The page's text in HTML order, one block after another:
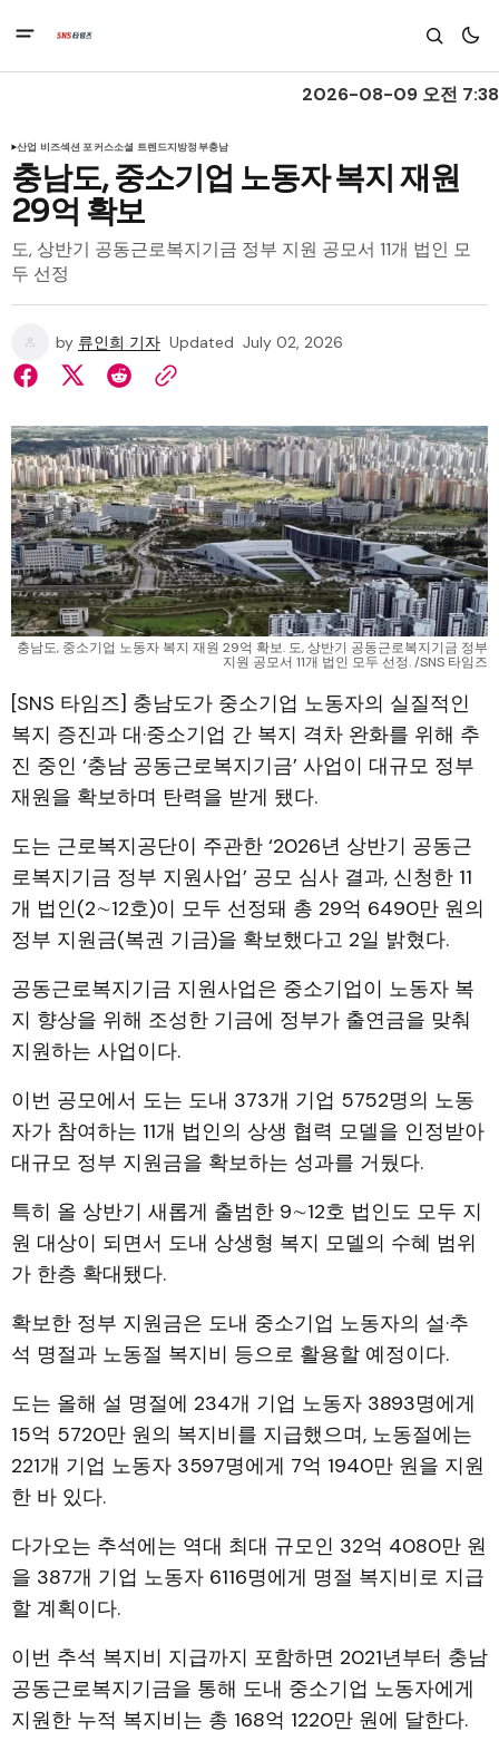
2026-08-09 오전 7:38
산업 비즈섹션 포커스소셜 트렌드지방정부충남
충남도, 중소기업 노동자 복지 재원
29억 확보
도, 상반기 공동근로복지기금 정부 지원 공모서 11개 법인 모
두 선정
by 류인희 기자 Updated July 02, 2026
충남도, 중소기업 노동자 복지 재원 29억 확보. 도, 상반기 공동근로복지기금 정부
지원 공모서 11개 법인 모두 선정. /SNS 타임즈
[SNS 타임즈] 충남도가 중소기업 노동자의 실질적인
복지 증진과 대·중소기업 간 복지 격차 완화를 위해 추
진 중인 ‘충남 공동근로복지기금’ 사업이 대규모 정부
재원을 확보하며 탄력을 받게 됐다.
도는 근로복지공단이 주관한 ‘2026년 상반기 공동근
로복지기금 정부 지원사업’ 공모 심사 결과, 신청한 11
개 법인(2∼12호)이 모두 선정돼 총 29억 6490만 원의
정부 지원금(복권 기금)을 확보했다고 2일 밝혔다.
공동근로복지기금 지원사업은 중소기업이 노동자 복
지 향상을 위해 조성한 기금에 정부가 출연금을 맞춰
지원하는 사업이다.
이번 공모에서 도는 도내 373개 기업 5752명의 노동
자가 참여하는 11개 법인의 상생 협력 모델을 인정받아
대규모 정부 지원금을 확보하는 성과를 거뒀다.
특히 올 상반기 새롭게 출범한 9∼12호 법인도 모두 지
원 대상이 되면서 도내 상생형 복지 모델의 수혜 범위
가 한층 확대됐다.
확보한 정부 지원금은 도내 중소기업 노동자의 설·추
석 명절과 노동절 복지비 등으로 활용할 예정이다.
도는 올해 설 명절에 234개 기업 노동자 3893명에게
15억 5720만 원의 복지비를 지급했으며, 노동절에는
221개 기업 노동자 3597명에게 7억 1940만 원을 지원
한 바 있다.
다가오는 추석에는 역대 최대 규모인 32억 4080만 원
을 387개 기업 노동자 6116명에게 명절 복지비로 지급
할 계획이다.
이번 추석 복지비 지급까지 포함하면 2021년부터 충남
공동근로복지기금을 통해 도내 중소기업 노동자에게
지원한 누적 복지비는 총 168억 1220만 원에 달한다.